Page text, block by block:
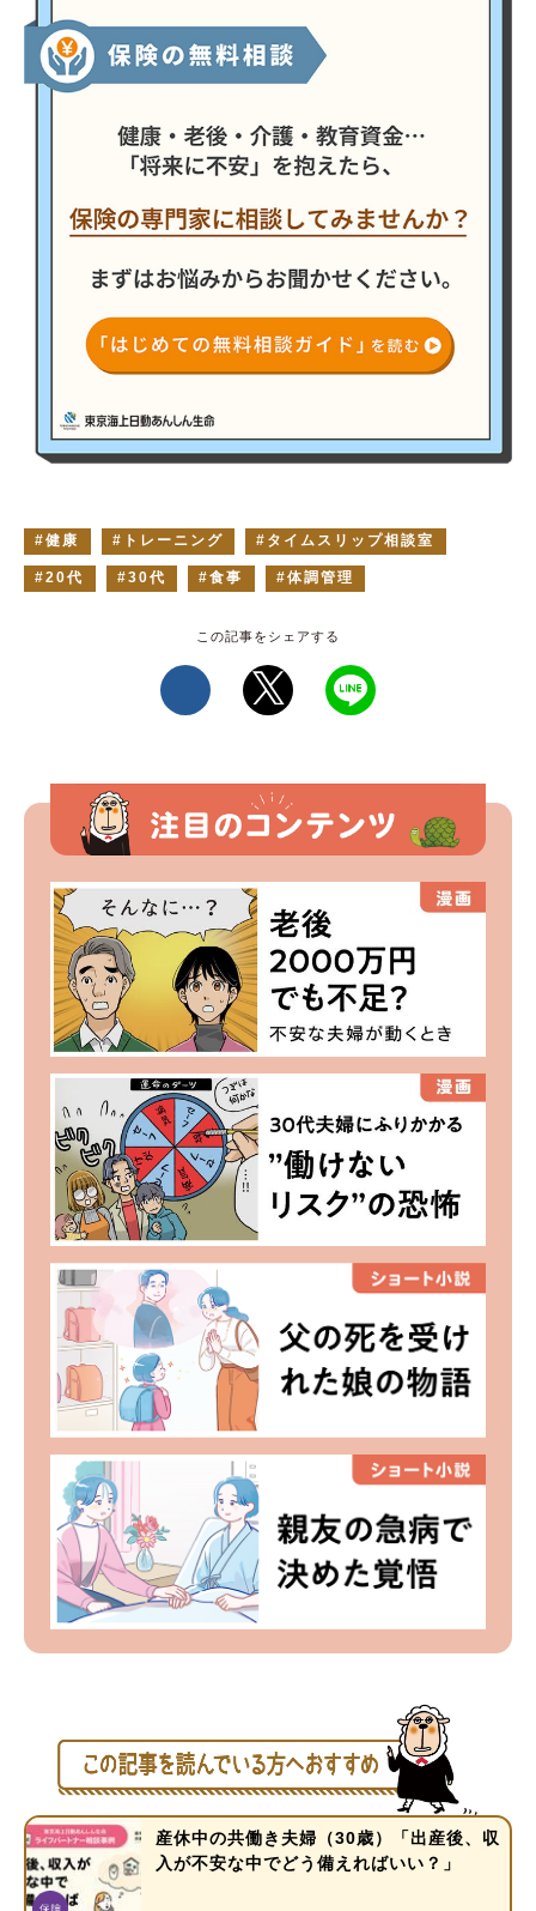
健康 トレーニング タイムスリップ相談室
20代 30代 食事 体調管理
産休中の共働き夫婦（30歳）「出産後、収
入が不安な中でどう備えればいい？」